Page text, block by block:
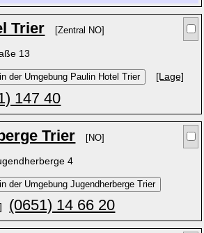
Trier [Zentral NO]
13
[Lage]
147 40
Trier [NO]
4
(0651) 14 66 20